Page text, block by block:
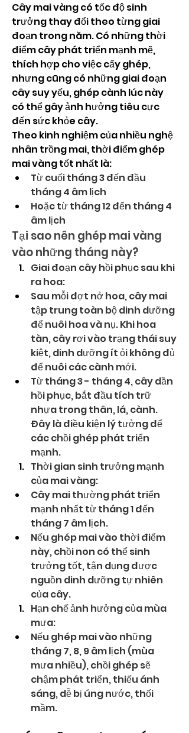
Cây mai vàng có tốc độ sinh
trưởng thay đổi theo từng giai
đoạn trong năm. Có những thời
điểm cây phát triển mạnh mẽ,
thích hợp cho việc cấy ghép,
nhưng cũng có những giai đoạn
cây suy yếu, ghép cành lúc này
có thể gây ảnh hưởng tiêu cực
đến sức khỏe cây.
Theo kinh nghiệm của nhiều nghệ
nhân trồng mai, thời điểm ghép
mai vàng tốt nhất là:
Từ cuối tháng 3 đến đầu
tháng 4 âm lịch
Hoặc từ tháng 12 đến tháng 4
âm lịch
Tại sao nên ghép mai vàng
vào những tháng này?
Giai đoạn cây hồi phục sau khi
ra hoa:
Sau mỗi đợt nở hoa, cây mai
tập trung toàn bộ dinh dưỡng
để nuôi hoa và nụ. Khi hoa
tàn, cây rơi vào trạng thái suy
kiệt, dinh dưỡng ít ỏi không đủ
để nuôi các cành mới.
Từ tháng 3 - tháng 4, cây dần
hồi phục, bắt đầu tích trữ
nhựa trong thân, lá, cành.
Đây là điều kiện lý tưởng để
các chồi ghép phát triển
mạnh.
Thời gian sinh trưởng mạnh
của mai vàng:
Cây mai thường phát triển
mạnh nhất từ tháng 1 đến
tháng 7 âm lịch.
Nếu ghép mai vào thời điểm
này, chồi non có thể sinh
trưởng tốt, tận dụng được
nguồn dinh dưỡng tự nhiên
của cây.
Hạn chế ảnh hưởng của mùa
mưa:
Nếu ghép mai vào những
tháng 7, 8, 9 âm lịch (mùa
mưa nhiều), chồi ghép sẽ
chậm phát triển, thiếu ánh
sáng, dễ bị úng nước, thối
mầm.